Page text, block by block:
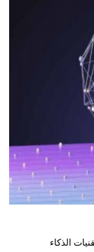
الذكاء